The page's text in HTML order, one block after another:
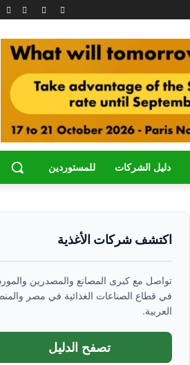
دليل الشركات للمستوردين
اكتشف شركات الأغذية
تواصل مع كبرى المصانع والمصدرين
في قطاع الصناعات الغذائية في مصر
العربية.
تصفح الدليل